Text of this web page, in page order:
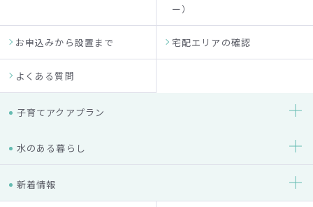
ー）
お申込みから設置まで 宅配エリアの確認
よくある質問
子育てアクアプラン
水のある暮らし
新着情報